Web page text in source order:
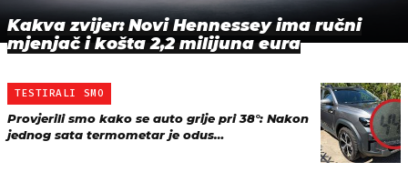
Kakva zvijer: Novi Hennessey ima ručni
mjenjač i košta 2,2 milijuna eura
TESTIRALI SMO
Provjerili smo kako se auto grije pri 38°: Nakon
jednog sata termometar je odus…